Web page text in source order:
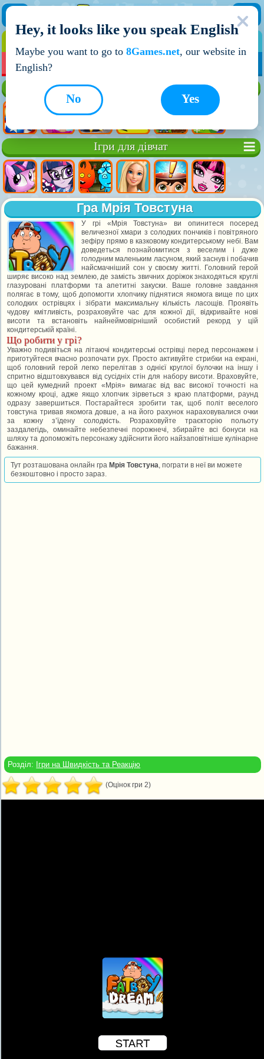
НОВІ ІГРИ
Ігри для дівчат
Гра Мрія Товстуна
У грі «Мрія Товстуна» ви опинитеся посеред
величезної хмари з солодких пончиків і повітряного
зефіру прямо в казковому кондитерському небі. Вам
доведеться познайомитися з веселим і дуже
голодним маленьким ласуном, який заснув і побачив
найсмачніший сон у своєму житті. Головний герой
ширяє високо над землею, де замість звичних доріжок знаходяться круглі
глазуровані платформи та апетитні закуски. Ваше головне завдання
полягає в тому, щоб допомогти хлопчику піднятися якомога вище по цих
солодких острівцях і зібрати максимальну кількість ласощів. Проявіть
чудову кмітливість, розраховуйте час для кожної дії, відкривайте нові
висоти та встановіть найнеймовірніший особистий рекорд у цій
кондитерській країні.
Що робити у грі?
Уважно подивіться на літаючі кондитерські острівці перед персонажем і
приготуйтеся вчасно розпочати рух. Просто активуйте стрибки на екрані,
щоб головний герой легко перелітав з однієї круглої булочки на іншу і
спритно відштовхувався від сусідніх стін для набору висоти. Враховуйте,
що цей кумедний проект «Мрія» вимагає від вас високої точності на
кожному кроці, адже якщо хлопчик зірветься з краю платформи, раунд
одразу завершиться. Постарайтеся зробити так, щоб політ веселого
товстуна тривав якомога довше, а на його рахунок нараховувалися очки
за кожну з’їдену солодкість. Розраховуйте траєкторію польоту
заздалегідь, оминайте небезпечні порожнечі, збирайте всі бонуси на
шляху та допоможіть персонажу здійснити його найзаповітніше кулінарне
бажання.
Тут розташована онлайн гра Мрія Товстуна, пограти в неї ви можете
безкоштовно і просто зараз.
Розділ: Ігри на Швидкість та Реакцію
(Оцінок гри 2)
Hey, it looks like you speak English
Maybe you want to go to 8Games.net, our website in
English?
Yes
No